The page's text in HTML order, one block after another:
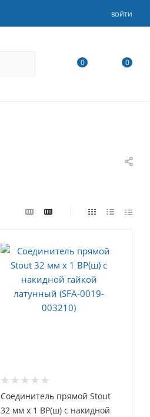
ВОЙТИ
0 0
Соединитель прямой Stout
32 мм х 1 ВР(ш) с накидной